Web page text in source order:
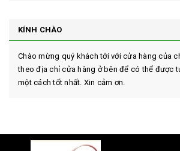
KÍNH CHÀO
Chào mừng quý khách tới với cửa hàng của
theo địa chỉ cửa hàng ở bên để có thể được
một cách tốt nhất. Xin cảm ơn.